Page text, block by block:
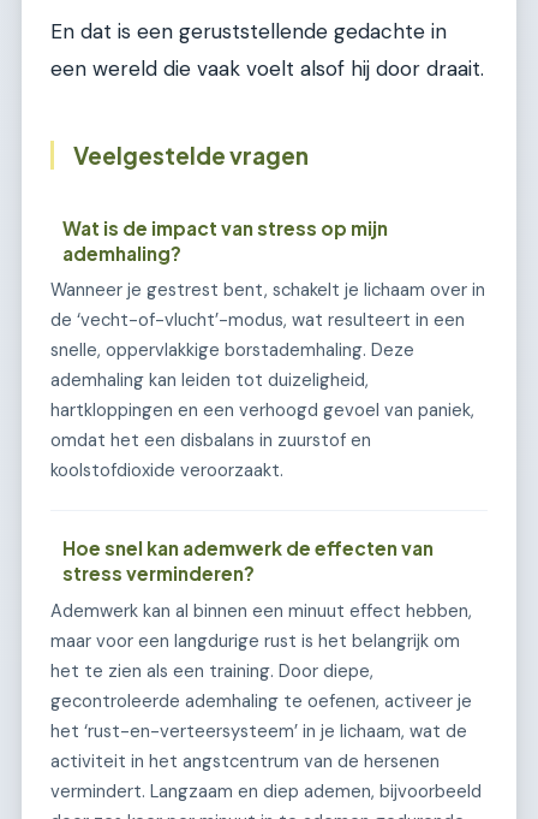
En dat is een geruststellende gedachte in
een wereld die vaak voelt alsof hij door draait.
Veelgestelde vragen
Wat is de impact van stress op mijn
ademhaling?
Wanneer je gestrest bent, schakelt je lichaam over in
de ‘vecht-of-vlucht’-modus, wat resulteert in een
snelle, oppervlakkige borstademhaling. Deze
ademhaling kan leiden tot duizeligheid,
hartkloppingen en een verhoogd gevoel van paniek,
omdat het een disbalans in zuurstof en
koolstofdioxide veroorzaakt.
Hoe snel kan ademwerk de effecten van
stress verminderen?
Ademwerk kan al binnen een minuut effect hebben,
maar voor een langdurige rust is het belangrijk om
het te zien als een training. Door diepe,
gecontroleerde ademhaling te oefenen, activeer je
het ‘rust-en-verteersysteem’ in je lichaam, wat de
activiteit in het angstcentrum van de hersenen
vermindert. Langzaam en diep ademen, bijvoorbeeld